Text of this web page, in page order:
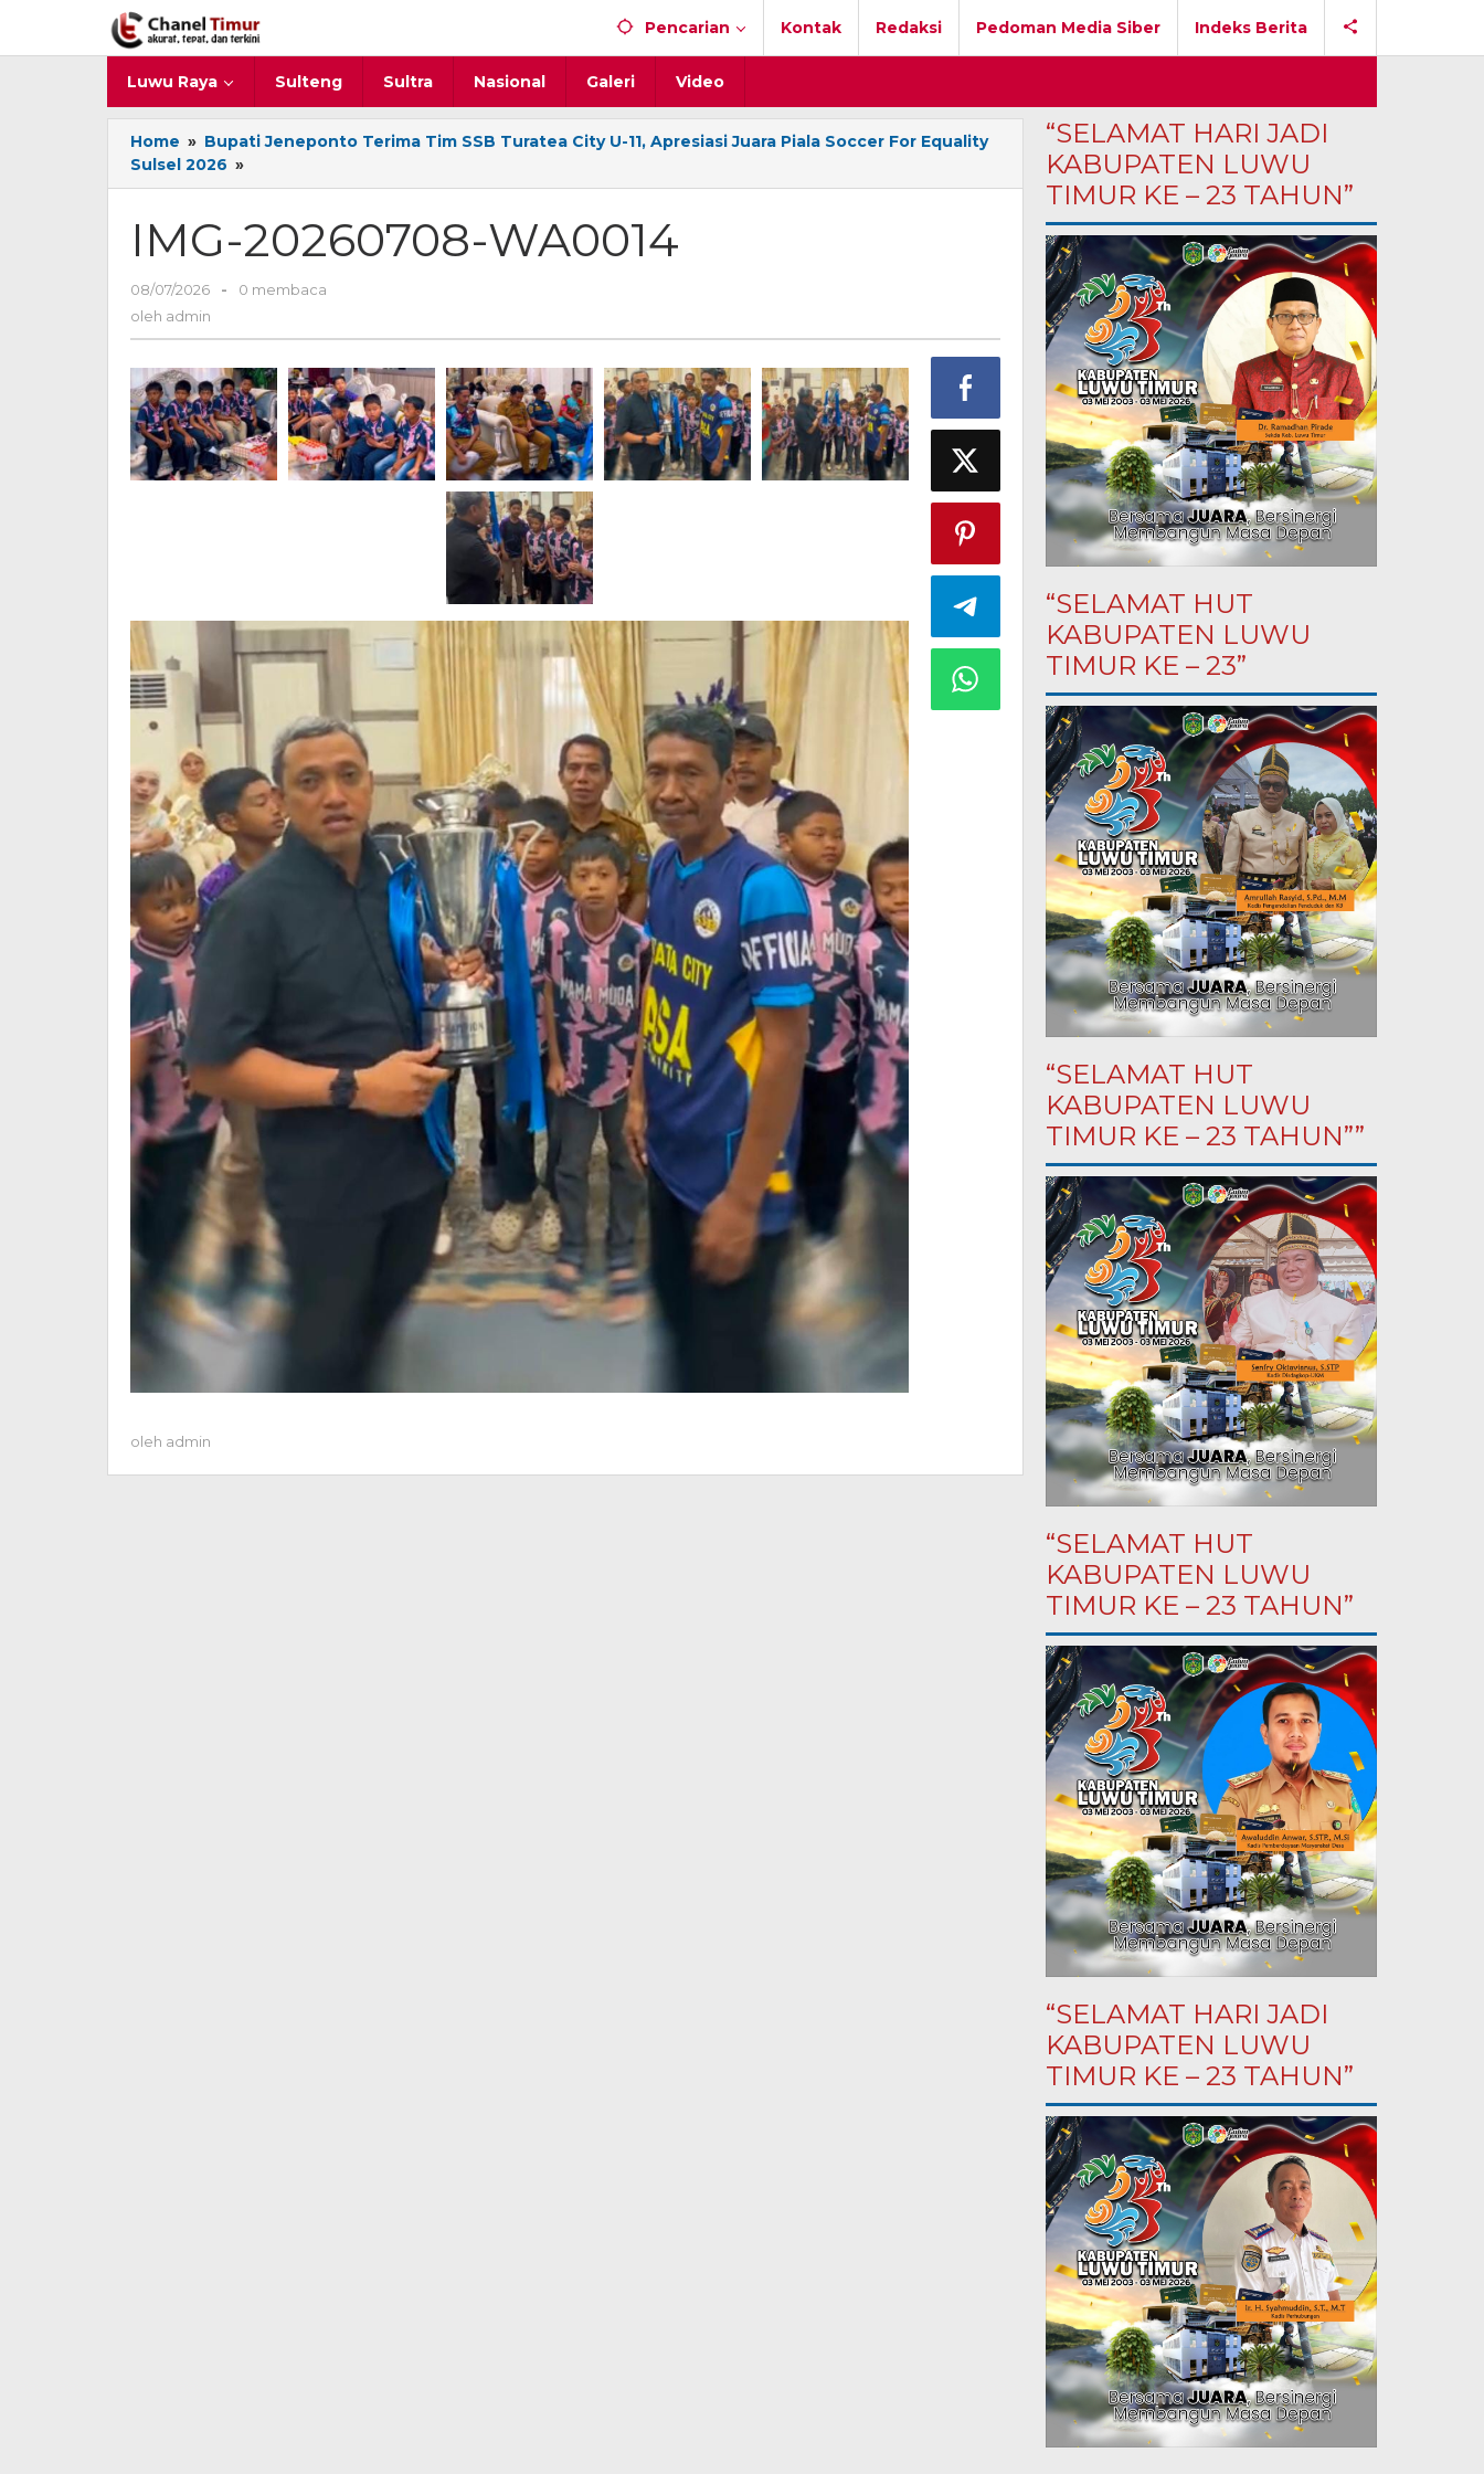
konten
Pencarian Kontak Redaksi Pedoman Media Siber Indeks Berita
Luwu Raya Sulteng Sultra Nasional Galeri Video
Home » Bupati Jeneponto Terima Tim SSB Turatea City U-11, Apresiasi Juara Piala Soccer For Equality
Sulsel 2026 »
20260708-
IMG-20260708-WA0014
08/07/2026
oleh
-
0 membaca
oleh admin
oleh admin
“SELAMAT HARI JADI
KABUPATEN LUWU
TIMUR KE – 23 TAHUN”
“SELAMAT HUT
KABUPATEN LUWU
TIMUR KE – 23”
“SELAMAT HUT
KABUPATEN LUWU
TIMUR KE – 23 TAHUN””
“SELAMAT HUT
KABUPATEN LUWU
TIMUR KE – 23 TAHUN”
“SELAMAT HARI JADI
KABUPATEN LUWU
TIMUR KE – 23 TAHUN”